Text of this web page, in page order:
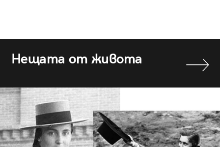
Нещата от живота